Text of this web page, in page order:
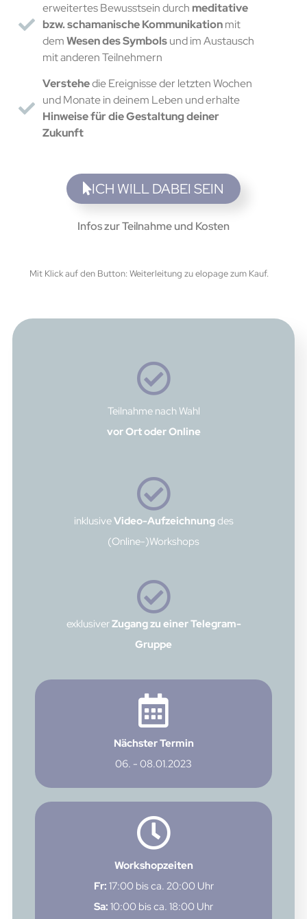
erweitertes Bewusstsein durch meditative
bzw. schamanische Kommunikationmit
demWesen des Symbolsund im Austausch
mit anderen Teilnehmern
Verstehedie Ereignisse der letzten Wochen
und Monate in deinem Leben und erhalte
Hinweise für die Gestaltung deiner
Zukunft
ICH WILL DABEI SEIN
Infos zur Teilnahme und Kosten
Mit Klick auf den Button: Weiterleitung zu elopage zum Kauf.
Teilnahme nach Wahl
vor Ort oder Online
inklusiveVideo-Aufzeichnungdes
(Online-)Workshops
exklusiverZugang zu einer Telegram-
Gruppe
Nächster Termin
06. - 08.01.2023
Workshopzeiten
Fr: 17:00 bis ca. 20:00 Uhr
Sa: 10:00 bis ca. 18:00 Uhr